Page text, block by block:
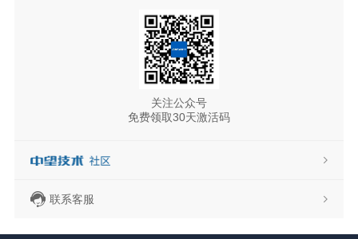
关注公众号
免费领取30天激活码
联系客服